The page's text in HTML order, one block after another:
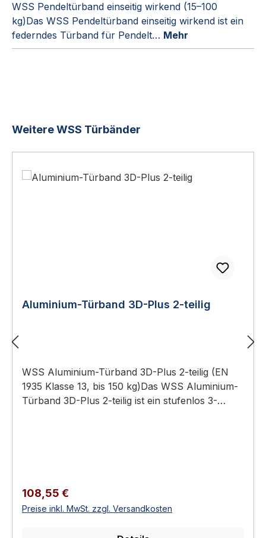
WSS Pendeltürband einseitig wirkend (15–100
kg)Das WSS Pendeltürband einseitig wirkend ist ein
federndes Türband für Pendelt… Mehr
Produktgalerie überspringen
Weitere WSS Türbänder
Aluminium-Türband 3D-Plus 2-teilig
WSS Aluminium-Türband 3D-Plus 2-teilig (EN
1935 Klasse 13, bis 150 kg)Das WSS Aluminium-
Türband 3D-Plus 2-teilig ist ein stufenlos 3-
Bänder), EN 1935 Klasse 13Verstellbereiche:
seitlich +2/−3 mm, Höhe ±2,75 mm, Andruck
±0,75 mmDIN rechts / DIN links verwendbar,
Regulärer Preis:
108,55 €
Preise inkl. MwSt. zzgl. Versandkosten